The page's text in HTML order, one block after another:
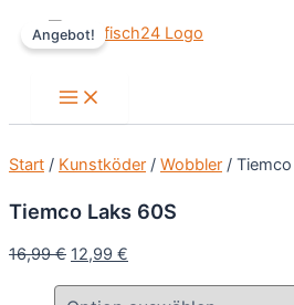
Inhalt
Main
Menu
Angebot!
Start / Kunstköder / Wobbler /
Tiemco Laks 60S
16,99€ Ursprünglicher
12,99 €